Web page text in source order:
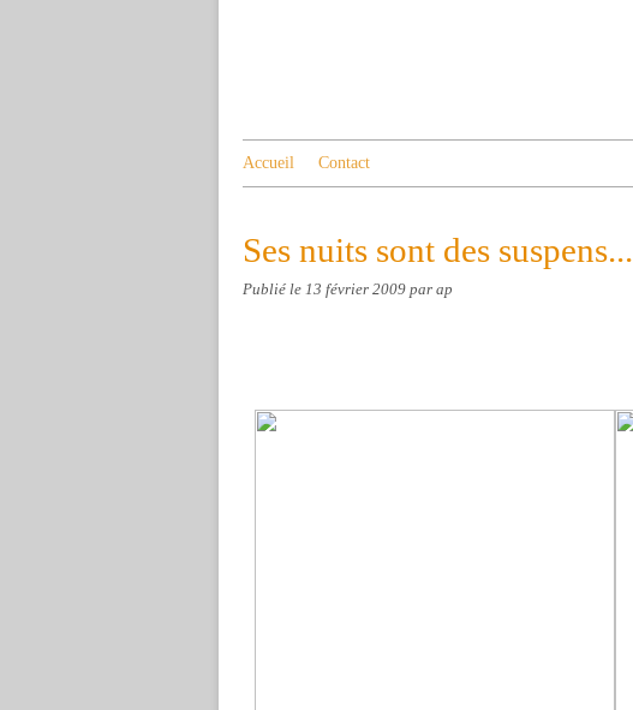
Accueil Contact
Ses nuits sont des suspens...
Publié le 13 février 2009 par ap